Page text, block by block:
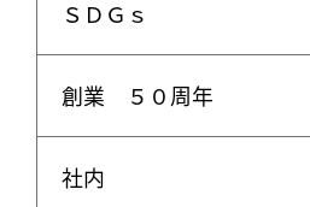
ＳＤＧｓ
創業 ５０周年
社内